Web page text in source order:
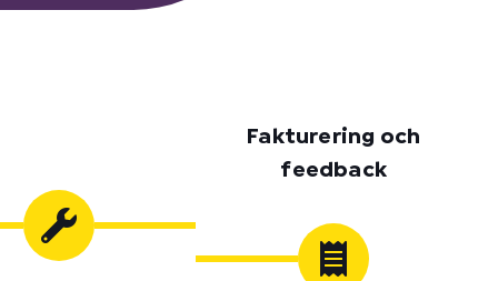
Fakturering och
feedback